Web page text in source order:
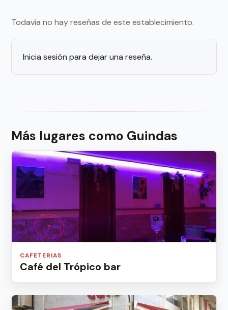
Todavía no hay reseñas de este establecimiento.
Inicia sesión para dejar una reseña.
Más lugares como Guindas
CAFETERIAS
Café del Trópico bar